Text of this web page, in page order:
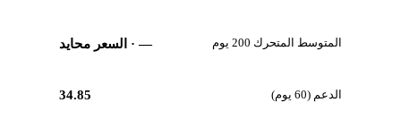
المتوسط المتحرك 200 يوم —· السعر محايد
الدعم (60 يوم) 34.85